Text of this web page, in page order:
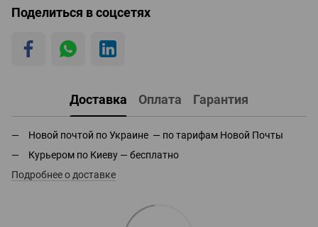
Поделиться в соцсетях
Доставка Оплата Гарантия
Новой почтой по Украине — по тарифам Новой Почты
Курьером по Киеву — бесплатно
Подробнее о доставке